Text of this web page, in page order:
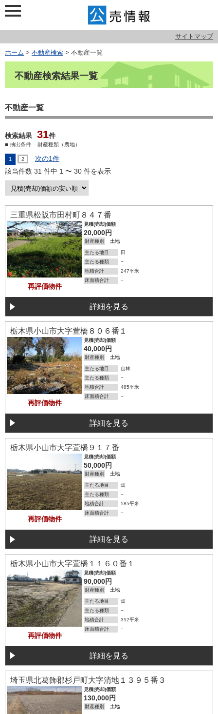
サイトマップ
ホーム > 不動産検索 > 不動産一覧
不動産検索結果一覧
不動産一覧
検索結果 31件
■ 抽出条件 財産種類（農地）
1 2
次の1件
該当件数 31 件中 1 〜 30 件を表示
検索結果の並び順（選択時に検索結果の並び順が変わりま
三重県松阪市田村町８４７番
再評価物件
見積(売却)価額
20,000円
財産種別 土地
主たる地目
田
主たる種類
−
地積合計
247平米
床面積合計
−
詳細を見る
栃木県小山市大字萱橋８０６番１
再評価物件
見積(売却)価額
40,000円
財産種別 土地
主たる地目
山林
主たる種類
−
地積合計
485平米
床面積合計
−
詳細を見る
栃木県小山市大字萱橋９１７番
再評価物件
見積(売却)価額
50,000円
財産種別 土地
主たる地目
畑
主たる種類
−
地積合計
585平米
床面積合計
−
詳細を見る
栃木県小山市大字萱橋１１６０番１
再評価物件
見積(売却)価額
90,000円
財産種別 土地
主たる地目
畑
主たる種類
−
地積合計
352平米
床面積合計
−
詳細を見る
埼玉県北葛飾郡杉戸町大字清地１３９５番３
見積(売却)価額
130,000円
財産種別 土地